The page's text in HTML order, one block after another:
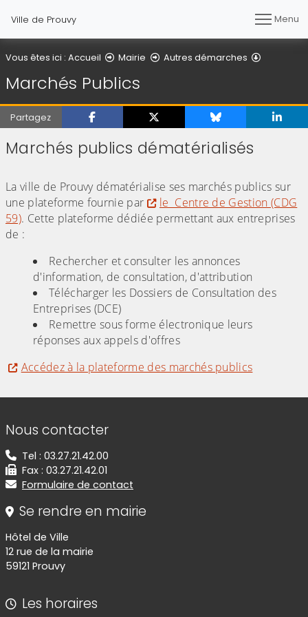
Ville de Prouvy Menu
Vous êtes ici : Accueil Mairie Autres démarches
Marchés Publics
Partagez
Marchés publics dématérialisés
La ville de Prouvy dématérialise ses marchés publics sur
une plateforme fournie par
le Centre de Gestion (CDG
59). Cette plateforme dédiée permettant aux entreprises
de :
Rechercher et consulter les annonces
d'information, de consultation, d'attribution
Télécharger les Dossiers de Consultation des
Entreprises (DCE)
Remettre sous forme électronique leurs
réponses aux appels d'offres
Accédez à la plateforme des marchés publics
Informations de contact
Nous contacter
Tel : 03.27.21.42.00
Fax : 03.27.21.42.01
Formulaire de contact
Se rendre en mairie
Hôtel de Ville
12 rue de la mairie
59121 Prouvy
Les horaires